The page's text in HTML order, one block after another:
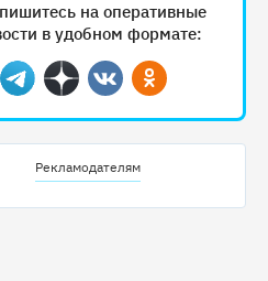
на оперативные
в удобном формате:
Telegram
ДзенВконтактеОдноклассники
Рекламодателям